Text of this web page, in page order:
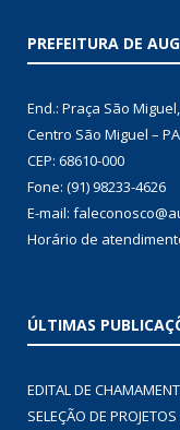
PREFEITURA DE
End.: Praça São
Centro São Miguel – PA
CEP: 68610-000
Fone: (91) 98233-4626
E-mail:
Horário de
ÚLTIMAS
EDITAL DE
SELEÇÃO DE